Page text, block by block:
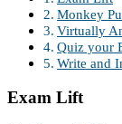
Monkey
Virtually
Quiz your
Write and
Exam Lift